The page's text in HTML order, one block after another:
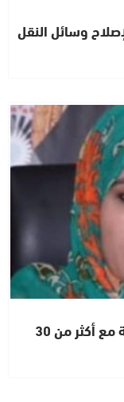
وسائل النقل
زلزال سياسي بالعيون… استقالة جماعية مع أكثر من 30